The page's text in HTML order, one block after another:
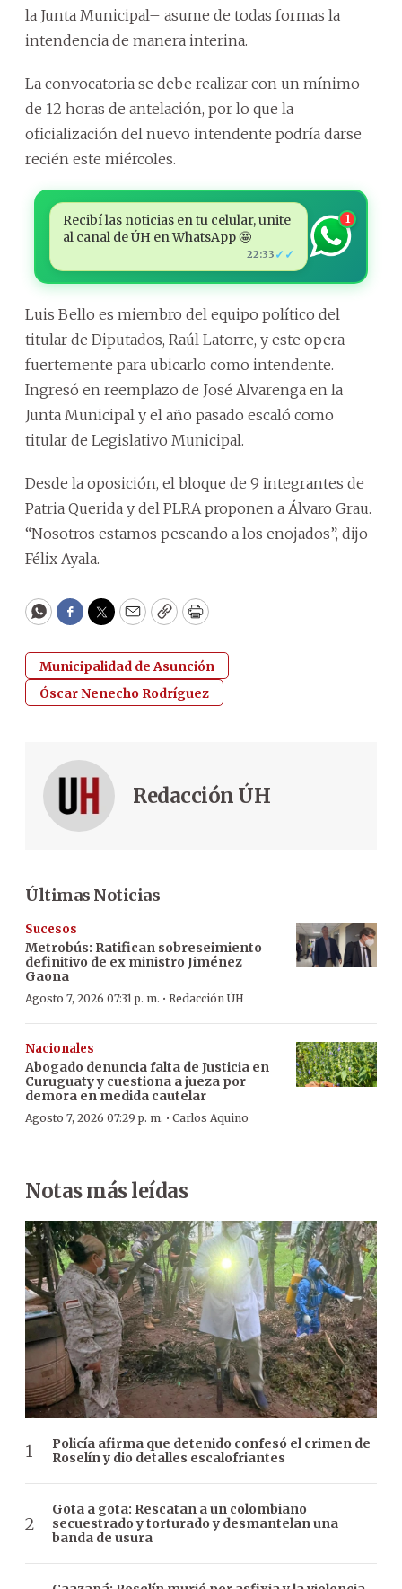
la Junta Municipal– asume de todas formas la
intendencia de manera interina.
La convocatoria se debe realizar con un mínimo
de 12 horas de antelación, por lo que la
oficialización del nuevo intendente podría darse
recién este miércoles.
Recibí las noticias en tu celular, unite
al canal de ÚH en WhatsApp 🤩
22:33 ✓✓
1
Luis Bello es miembro del equipo político del
titular de Diputados, Raúl Latorre, y este opera
fuertemente para ubicarlo como intendente.
Ingresó en reemplazo de José Alvarenga en la
Junta Municipal y el año pasado escaló como
titular de Legislativo Municipal.
Desde la oposición, el bloque de 9 integrantes de
Patria Querida y del PLRA proponen a Álvaro Grau.
“Nosotros estamos pescando a los enojados”, dijo
Félix Ayala.
WhatsApp
Facebook
Twitter
EmailCopyPrint
Municipalidad de Asunción
Óscar Nenecho Rodríguez
Redacción ÚH
Últimas Noticias
Sucesos
Metrobús: Ratifican sobreseimiento
definitivo de ex ministro Jiménez
Gaona
Agosto 7, 2026 07:31 p. m. · Redacción ÚH
Nacionales
Abogado denuncia falta de Justicia en
Curuguaty y cuestiona a jueza por
demora en medida cautelar
Agosto 7, 2026 07:29 p. m. · Carlos Aquino
Notas más leídas
Policía afirma que detenido confesó el crimen de
Roselín y dio detalles escalofriantes
Gota a gota: Rescatan a un colombiano
secuestrado y torturado y desmantelan una
banda de usura